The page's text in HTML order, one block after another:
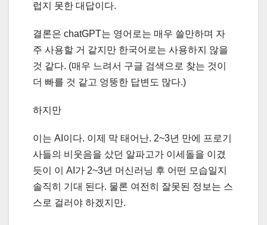
럽지 못한 대답이다.
결론은 chatGPT는 영어로는 매우 쓸만하며 자
주 사용할 거 같지만 한국어로는 사용하지 않을
것 같다. (매우 느려서 구글 검색으로 찾는 것이
더 빠를 것 같고 엉뚱한 답변도 많다.)
하지만
이는 AI이다. 이제 막 태어난. 2~3년 만에 프로기
사들의 비웃음을 샀던 알파고가 이세돌을 이겼
듯이 이 AI가 2~3년 머신러닝 후 어떤 모습일지
솔직히 기대 된다. 물론 여전히 잘못된 정보는 스
스로 걸러야 하겠지만.